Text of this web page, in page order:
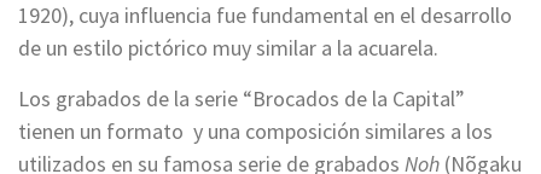
1920), cuya influencia fue fundamental en el desarrollo
de un estilo pictórico muy similar a la acuarela.
Los grabados de la serie “Brocados de la Capital”
tienen un formato y una composición similares a los
utilizados en su famosa serie de grabados Noh (Nõgaku